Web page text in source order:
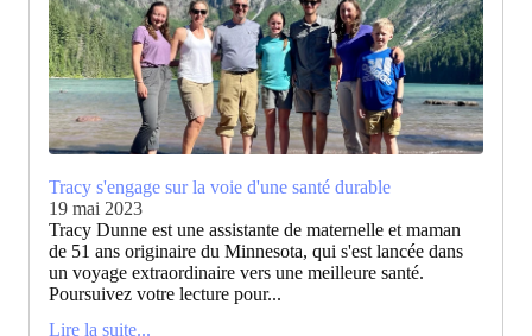
Tracy s'engage sur la voie d'une santé durable
19 mai 2023
Tracy Dunne est une assistante de maternelle et maman
de 51 ans originaire du Minnesota, qui s'est lancée dans
un voyage extraordinaire vers une meilleure santé.
Poursuivez votre lecture pour...
Lire la suite...